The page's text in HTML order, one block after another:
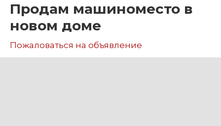
Продам машиноместо в
новом доме
Пожаловаться на объявление